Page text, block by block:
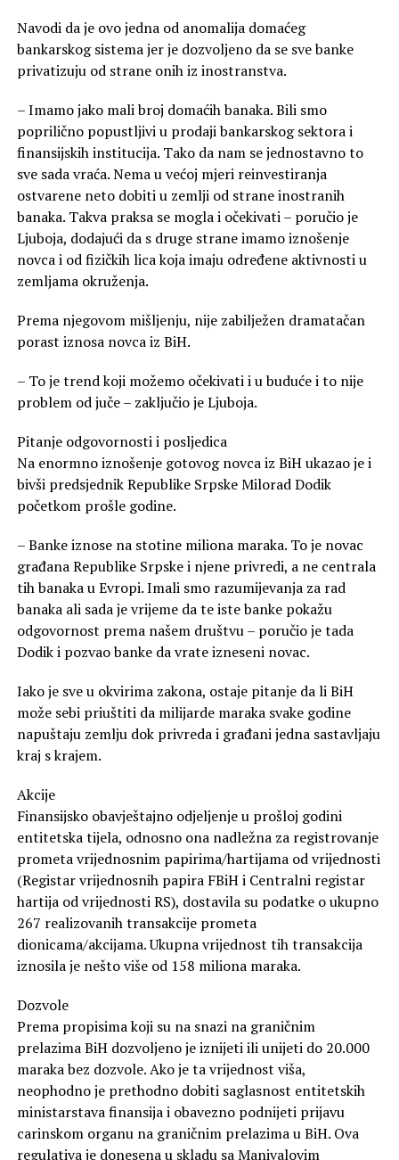
Navodi da je ovo jedna od anomalija domaćeg
bankarskog sistema jer je dozvoljeno da se sve banke
privatizuju od strane onih iz inostranstva.
– Imamo jako mali broj domaćih banaka. Bili smo
poprilično popustljivi u prodaji bankarskog sektora i
finansijskih institucija. Tako da nam se jednostavno to
sve sada vraća. Nema u većoj mjeri reinvestiranja
ostvarene neto dobiti u zemlji od strane inostranih
banaka. Takva praksa se mogla i očekivati – poručio je
Ljuboja, dodajući da s druge strane imamo iznošenje
novca i od fizičkih lica koja imaju određene aktivnosti u
zemljama okruženja.
Prema njegovom mišljenju, nije zabilježen dramatačan
porast iznosa novca iz BiH.
– To je trend koji možemo očekivati i u buduće i to nije
problem od juče – zaključio je Ljuboja.
Pitanje odgovornosti i posljedica
Na enormno iznošenje gotovog novca iz BiH ukazao je i
bivši predsjednik Republike Srpske Milorad Dodik
početkom prošle godine.
– Banke iznose na stotine miliona maraka. To je novac
građana Republike Srpske i njene privredi, a ne centrala
tih banaka u Evropi. Imali smo razumijevanja za rad
banaka ali sada je vrijeme da te iste banke pokažu
odgovornost prema našem društvu – poručio je tada
Dodik i pozvao banke da vrate izneseni novac.
Iako je sve u okvirima zakona, ostaje pitanje da li BiH
može sebi priuštiti da milijarde maraka svake godine
napuštaju zemlju dok privreda i građani jedna sastavljaju
kraj s krajem.
Akcije
Finansijsko obavještajno odjeljenje u prošloj godini
entitetska tijela, odnosno ona nadležna za registrovanje
prometa vrijednosnim papirima/hartijama od vrijednosti
(Registar vrijednosnih papira FBiH i Centralni registar
hartija od vrijednosti RS), dostavila su podatke o ukupno
267 realizovanih transakcije prometa
dionicama/akcijama. Ukupna vrijednost tih transakcija
iznosila je nešto više od 158 miliona maraka.
Dozvole
Prema propisima koji su na snazi na graničnim
prelazima BiH dozvoljeno je iznijeti ili unijeti do 20.000
maraka bez dozvole. Ako je ta vrijednost viša,
neophodno je prethodno dobiti saglasnost entitetskih
ministarstava finansija i obavezno podnijeti prijavu
carinskom organu na graničnim prelazima u BiH. Ova
regulativa je donesena u skladu sa Manivalovim